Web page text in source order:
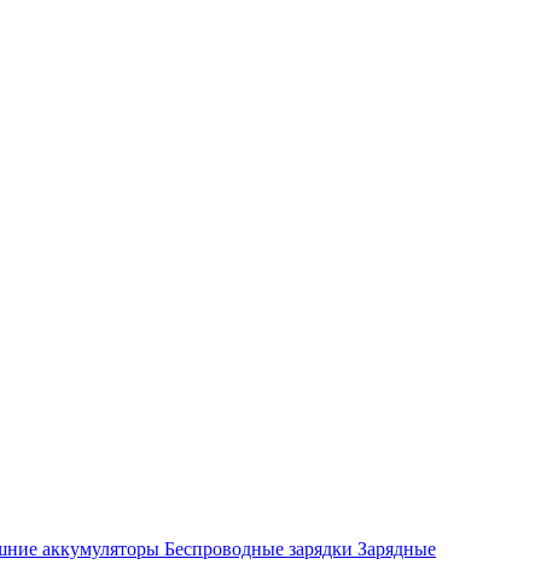
аккумуляторы Беспроводные зарядки Зарядные